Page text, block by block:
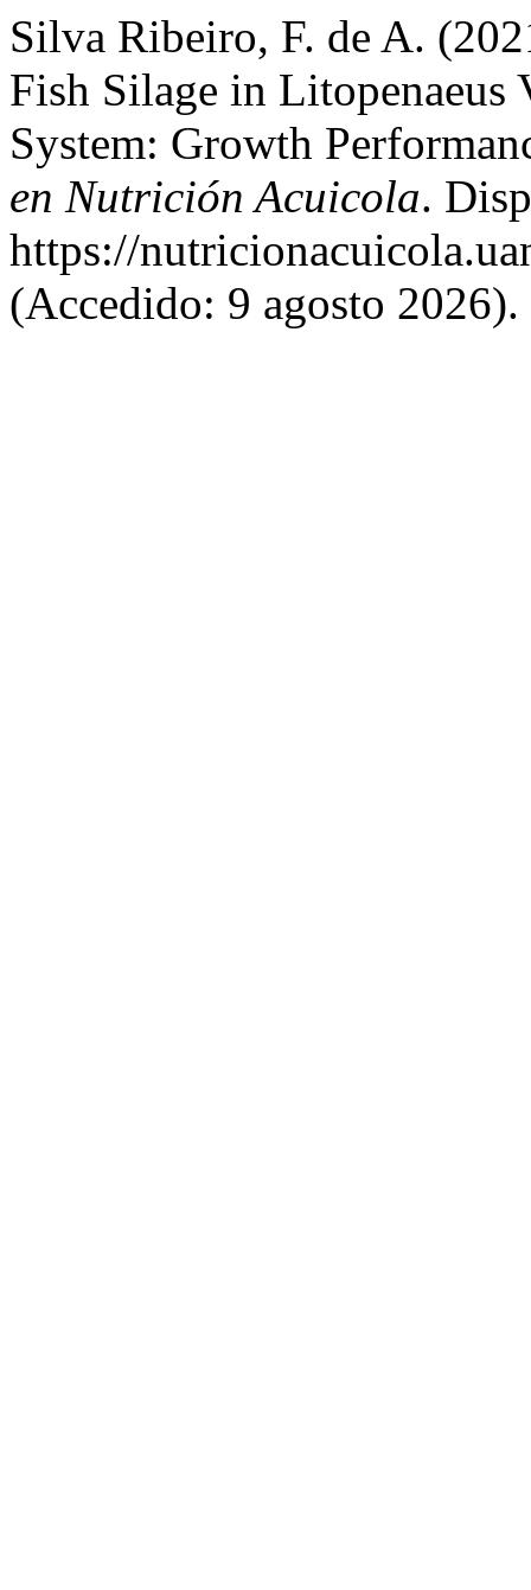
Silva Ribeiro, F. de A.
Fish Silage in
System: Growth
en Nutrición Acuicola.
https://
(Accedido: 9 agosto 2026).